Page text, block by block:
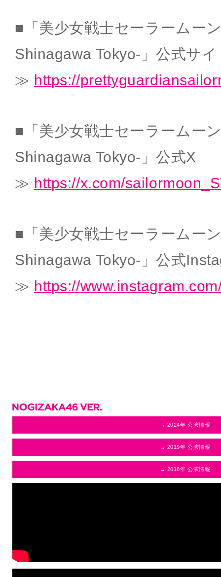
■「美少女戦士セーラームー
Shinagawa Tokyo-」公式サイ
≫ https://
■「美少女戦士セーラームー
Shinagawa Tokyo-」公式X
≫ https://x.com/
■「美少女戦士セーラームー
Shinagawa Tokyo-」公式
≫ https://
→ 2024年 公演情報
→ 2019年 公演情報
→ 2018年 公演情報